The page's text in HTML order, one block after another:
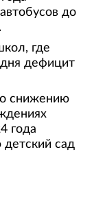
до
где
дефицит
снижению
года
детский сад